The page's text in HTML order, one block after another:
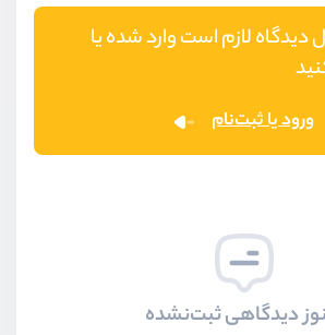
دیدگاه لازم است وارد شده یا
ورود یا ثبت‌نام
دیدگاهی ثبت‌نشده